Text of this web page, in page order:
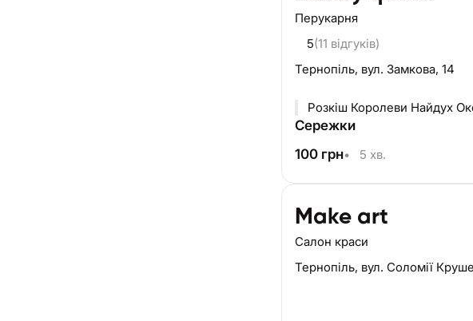
Перукарня
5(11 відгуків)
Тернопіль, вул. Замкова, 14
Розкіш Королеви Найдух
Сережки
100 грн• 5 хв.
Make art
Салон краси
Тернопіль, вул. Соломії